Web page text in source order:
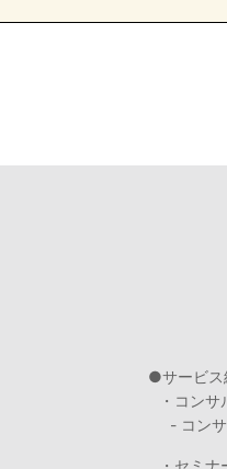
サービス
・コン
- コン
・セミナ